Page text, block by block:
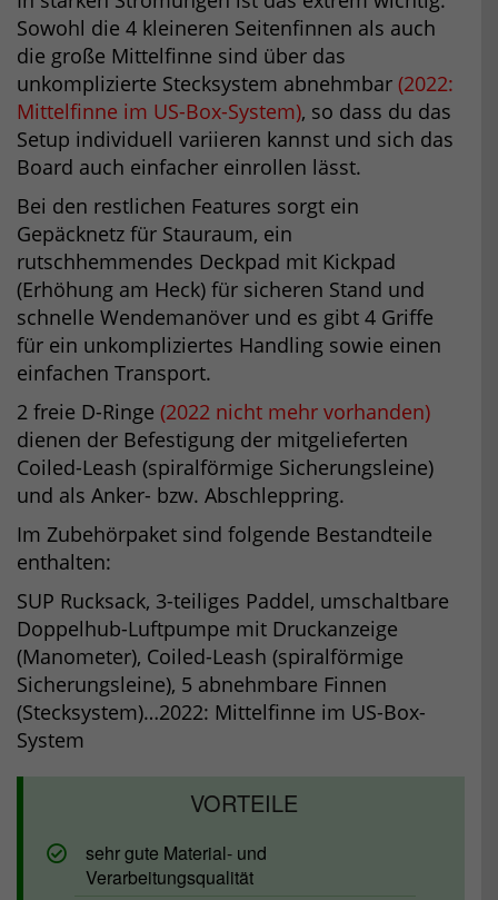
Sowohl die 4 kleineren Seitenfinnen als auch
die große Mittelfinne sind über das
unkomplizierte Stecksystem abnehmbar (2022:
Mittelfinne im US-Box-System), so dass du das
Setup individuell variieren kannst und sich das
Board auch einfacher einrollen lässt.
Bei den restlichen Features sorgt ein
Gepäcknetz für Stauraum, ein
rutschhemmendes Deckpad mit Kickpad
(Erhöhung am Heck) für sicheren Stand und
schnelle Wendemanöver und es gibt 4 Griffe
für ein unkompliziertes Handling sowie einen
einfachen Transport.
2 freie D-Ringe (2022 nicht mehr vorhanden)
dienen der Befestigung der mitgelieferten
Coiled-Leash (spiralförmige Sicherungsleine)
und als Anker- bzw. Abschleppring.
Im Zubehörpaket sind folgende Bestandteile
enthalten:
SUP Rucksack, 3-teiliges Paddel, umschaltbare
Doppelhub-Luftpumpe mit Druckanzeige
(Manometer), Coiled-Leash (spiralförmige
Sicherungsleine), 5 abnehmbare Finnen
(Stecksystem)…2022: Mittelfinne im US-Box-
System
sehr gute Material- und
Verarbeitungsqualität